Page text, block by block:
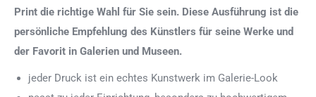
Print die richtige Wahl für Sie sein. Diese Ausführung ist die
persönliche Empfehlung des Künstlers für seine Werke und
der Favorit in Galerien und Museen.
jeder Druck ist ein echtes Kunstwerk im Galerie-Look